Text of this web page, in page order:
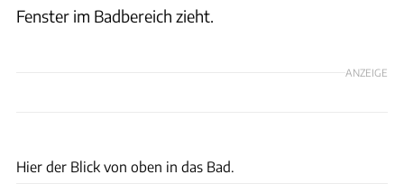
Fenster im Badbereich zieht.
ANZEIGE
Hier der Blick von oben in das Bad.